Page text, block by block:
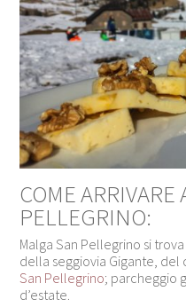
COME ARRIVARE
PELLEGRINO:
Malga San Pellegrino si
della seggiovia Gigante,
San Pellegrino; parcheggio
d’estate.